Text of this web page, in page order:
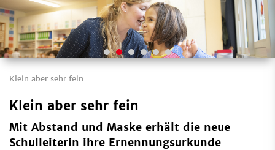
Klein aber sehr fein
Klein aber sehr fein
Mit Abstand und Maske erhält die neue
Schulleiterin ihre Ernennungsurkunde